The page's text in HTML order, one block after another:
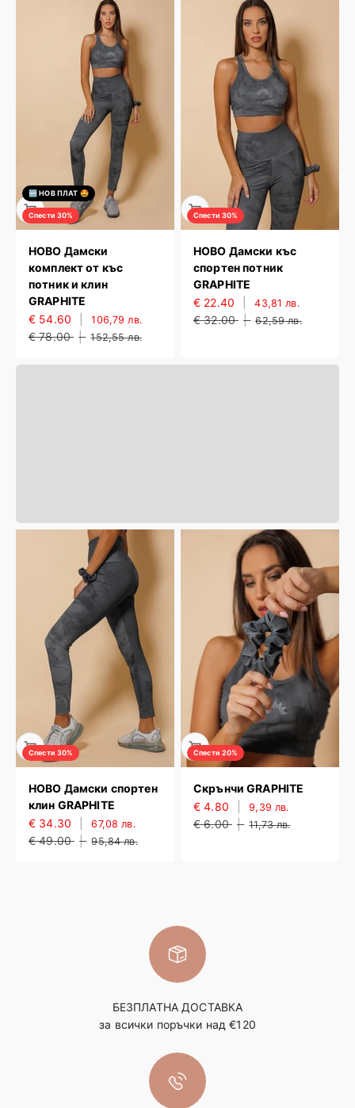
🆕 НОВ ПЛАТ 🤩
Спести 30%
НОВО Дамски
комплект от къс
потник и клин
GRAPHITE
€ 54.60
106,79 лв.
€ 78.00 | 152,55 лв.
Спести 30%
НОВО Дамски къс
спортен потник
GRAPHITE
€ 22.40
43,81 лв.
€ 32.00 | 62,59 лв.
Спести 30%
НОВО Дамски спортен
клин GRAPHITE
€ 34.30
67,08 лв.
€ 49.00 | 95,84 лв.
Спести 20%
Скрънчи GRAPHITE
€ 4.80
9,39 лв.
€ 6.00 | 11,73 лв.
БЕЗПЛАТНА ДОСТАВКА
за всички поръчки над €120